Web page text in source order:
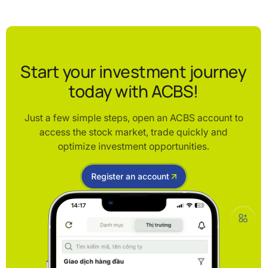
Start your investment journey
today with ACBS!
Just a few simple steps, open an ACBS account to
access the stock market, trade quickly and
optimize investment opportunities.
Register an account